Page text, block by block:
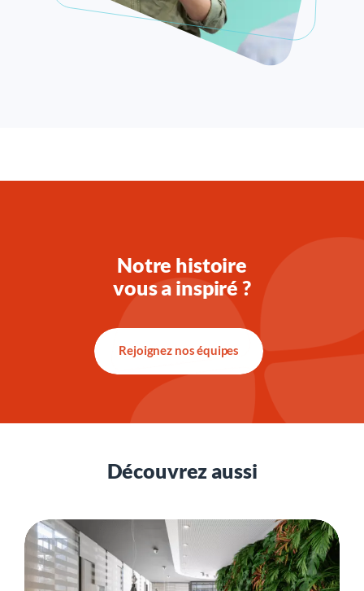
Notre histoire
vous a inspiré ?
Rejoignez nos équipes
Découvrez aussi